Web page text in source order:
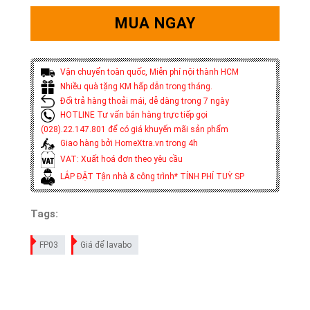
MUA NGAY
Vận chuyển toàn quốc, Miễn phí nội thành HCM
Nhiều quà tặng KM hấp dẫn trong tháng.
Đổi trả hàng thoải mái, dễ dàng trong 7 ngày
HOTLINE Tư vấn bán hàng trực tiếp gọi
(028).22.147.801 để có giá khuyến mãi sản phẩm
Giao hàng bởi HomeXtra.vn trong 4h
VAT: Xuất hoá đơn theo yêu cầu
LẮP ĐẶT Tận nhà & công trình* TÍNH PHÍ TUỲ SP
Tags:
FP03 Giá để lavabo